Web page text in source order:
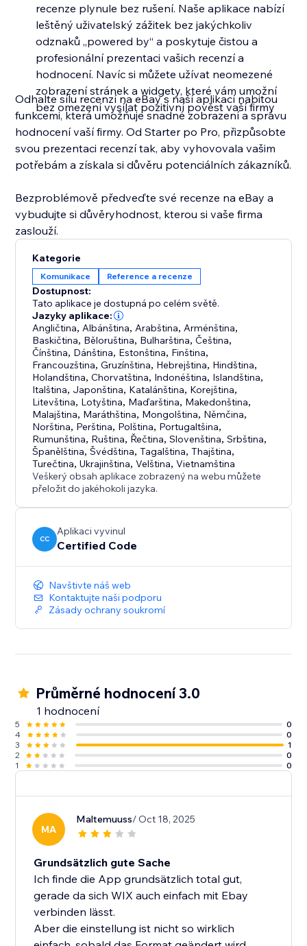
recenze plynule bez rušení. Naše aplikace nabízí
leštěný uživatelský zážitek bez jakýchkoliv
odznaků „powered by“ a poskytuje čistou a
profesionální prezentaci vašich recenzí a
hodnocení. Navíc si můžete užívat neomezené
zobrazení stránek a widgety, které vám umožní
bez omezení vysílat pozitivní pověst vaší firmy
Odhalte sílu recenzí na eBay s naší aplikací nabitou
funkcemi, která umožňuje snadné zobrazení a správu
hodnocení vaší firmy. Od Starter po Pro, přizpůsobte
svou prezentaci recenzí tak, aby vyhovovala vašim
potřebám a získala si důvěru potenciálních zákazníků.
Bezproblémově předveďte své recenze na eBay a
vybudujte si důvěryhodnost, kterou si vaše firma
zaslouží.
Kategorie
Komunikace Reference a recenze
Dostupnost:
Tato aplikace je dostupná po celém světě.
Jazyky aplikace:
Angličtina, Albánština, Arabština, Arménština,
Baskičtina, Běloruština, Bulharština,Čeština,
Čínština, Dánština, Estonština, Finština,
Francouzština,Gruzínština, Hebrejština, Hindština,
Holandština,Chorvatština, Indonéština, Islandština,
Italština, Japonština, Katalánština, Korejština,
Litevština, Lotyština, Maďarština, Makedonština,
Malajština, Maráthština, Mongolština, Němčina,
Norština, Perština, Polština, Portugaltšina,
Rumunština, Ruština, Řečtina,Slovenština,Srbština,
Španělština,Švédština,Tagalština,Thajština,
Turečtina,Ukrajinština,Velština,Vietnamština
Veškerý obsah aplikace zobrazený na webu můžete
přeložit do jakéhokoli jazyka.
CC
Aplikaci vyvinul
Certified Code
Navštivte náš web
Kontaktujte naši podporu
Zásady ochrany soukromí
Průměrné hodnocení 3.0
1 hodnocení
5
0
4
0
3
1
2
0
1
0
MA
Maltemuuss/ Oct 18, 2025
Grundsätzlich gute Sache
Ich finde die App grundsätzlich total gut,
gerade da sich WIX auch einfach mit Ebay
verbinden lässt.
Aber die einstellung ist nicht so wirklich